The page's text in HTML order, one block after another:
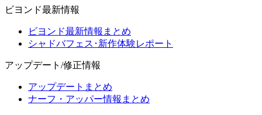
ビヨンド最新情報
ビヨンド最新情報まとめ
シャドバフェス･新作体験レポート
アップデート/修正情報
アップデートまとめ
ナーフ・アッパー情報まとめ